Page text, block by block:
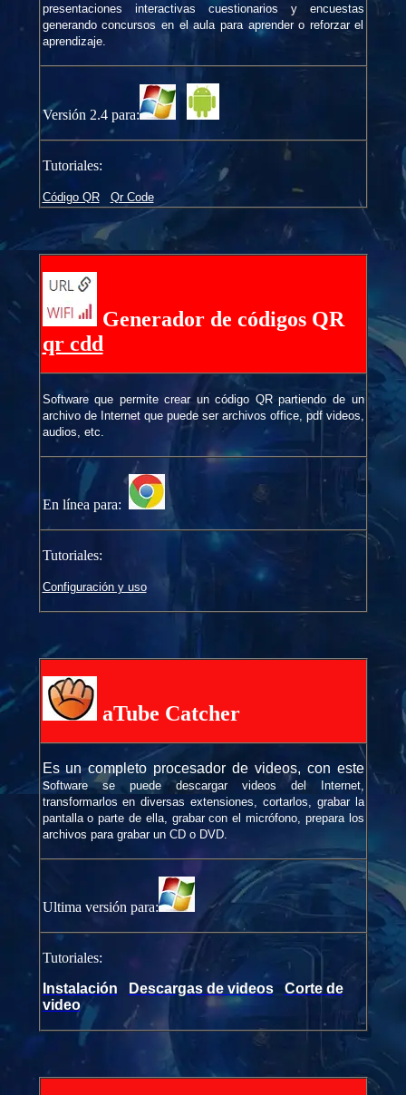
presentaciones interactivas cuestionarios y encuestas
generando concursos en el aula para aprender o reforzar el
aprendizaje.
Versión 2.4 para:
Tutoriales:
Código QR Qr Code
Generador de códigos QR
qr cdd
Software que permite crear un código QR partiendo de un
archivo de Internet que puede ser archivos office, pdf videos,
audios, etc.
En línea para:
Tutoriales:
Configuración y uso
aTube Catcher
Es un completo procesador de videos, con este
software se puede descargar videos del Internet,
transformarlos en diversas extensiones, cortarlos, grabar la
pantalla o parte de ella, grabar con el micrófono, prepara los
archivos para grabar un CD o DVD.
Ultima versión para:
Tutoriales:
Instalación
Descargas de videos
Corte de
video